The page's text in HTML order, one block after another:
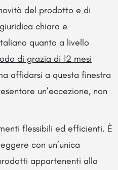
del prodotto e di
chiara e
quanto a livello
di grazia di 12 mesi
affidarsi a questa finestra
un’eccezione, non
flessibili ed efficienti. È
con un’unica
appartenenti alla